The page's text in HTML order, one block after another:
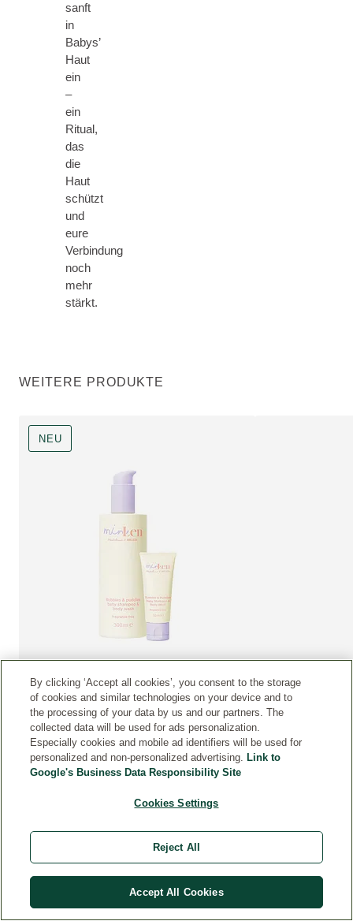
sanft
in
Babys’
Haut
ein
–
ein
Ritual,
das
die
Haut
schützt
und
eure
Verbindung
noch
mehr
stärkt.
WEITERE PRODUKTE
NEU
NEU, reduzierter Artikel
MEHR ZUM PRODUKT:
minLen Bubbles & Puddles Baby
Shampoo & Body Wash
300 ml
(33,33 € / 1 l)
20,00 €
10,00 €
Nur 10,00 € statt 20,00 €
reduzierter Artikel
MEHR ZUM
minLen
Aktuelle
50 ml
By clicking ‘Accept all cookies’, you consent to the storage
of cookies and similar technologies on your device and to
the processing of your data by us and our partners. The
collected data will be used for ads personalization.
Especially cookies and mobile ad identifiers will be used for
personalized and non-personalized advertising. Link to
Google's Business Data Responsibility Site
Cookies Settings
Reject All
Accept All Cookies